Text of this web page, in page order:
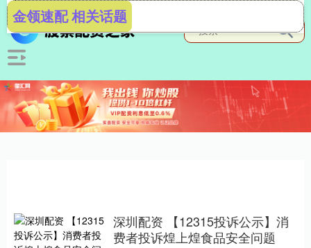
金领速配 相关话题
深圳配资 【12315投诉公示】消
费者投诉煌上煌食品安全问题